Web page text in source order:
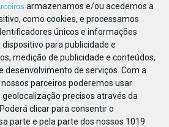
armazenamos e/ou acedemos a
como cookies, e processamos
únicos e informações
para publicidade e
medição de publicidade e conteúdos,
desenvolvimento de serviços. Com a
parceiros poderemos usar
precisos através da
clicar para consentir o
parte e pela parte dos nossos 1019